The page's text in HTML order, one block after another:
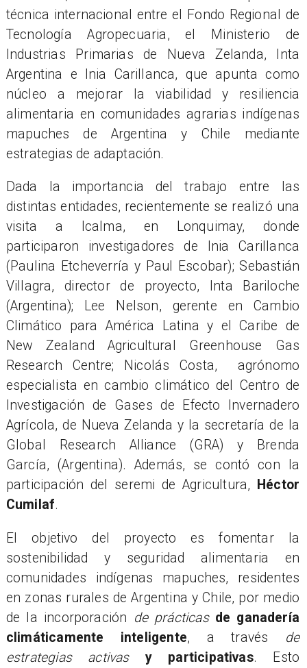
técnica internacional entre el Fondo Regional de
Tecnología Agropecuaria, el Ministerio de
Industrias Primarias de Nueva Zelanda, Inta
Argentina e Inia Carillanca, que apunta como
núcleo a mejorar la viabilidad y resiliencia
alimentaria en comunidades agrarias indígenas
mapuches de Argentina y Chile mediante
estrategias de adaptación.
Dada la importancia del trabajo entre las
distintas entidades, recientemente se realizó una
visita a Icalma, en Lonquimay, donde
participaron investigadores de Inia Carillanca
(Paulina Etcheverría y Paul Escobar); Sebastián
Villagra, director de proyecto, Inta Bariloche
(Argentina); Lee Nelson, gerente en Cambio
Climático para América Latina y el Caribe de
New Zealand Agricultural Greenhouse Gas
Research Centre; Nicolás Costa, agrónomo
especialista en cambio climático del Centro de
Investigación de Gases de Efecto Invernadero
Agrícola, de Nueva Zelanda y la secretaría de la
Global Research Alliance (GRA) y Brenda
García, (Argentina). Además, se contó con la
participación del seremi de Agricultura, Héctor
Cumilaf.
El objetivo del proyecto es fomentar la
sostenibilidad y seguridad alimentaria en
comunidades indígenas mapuches, residentes
en zonas rurales de Argentina y Chile, por medio
de la incorporación de prácticas de ganadería
climáticamente inteligente, a través
de
estrategias activas
y participativas. Esto